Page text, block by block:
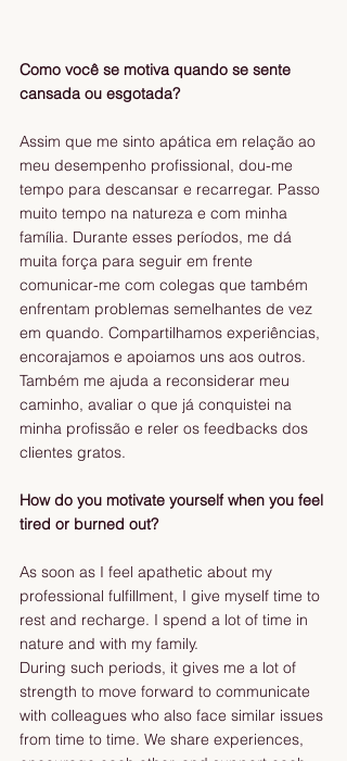
Como você se motiva quando se sente
cansada ou esgotada?
Assim que me sinto apática em relação ao
meu desempenho profissional, dou-me
tempo para descansar e recarregar. Passo
muito tempo na natureza e com minha
família. Durante esses períodos, me dá
muita força para seguir em frente
comunicar-me com colegas que também
enfrentam problemas semelhantes de vez
em quando. Compartilhamos experiências,
encorajamos e apoiamos uns aos outros.
Também me ajuda a reconsiderar meu
caminho, avaliar o que já conquistei na
minha profissão e reler os feedbacks dos
clientes gratos.
How do you motivate yourself when you feel
tired or burned out?
As soon as I feel apathetic about my
professional fulfillment, I give myself time to
rest and recharge. I spend a lot of time in
nature and with my family.
During such periods, it gives me a lot of
strength to move forward to communicate
with colleagues who also face similar issues
from time to time. We share experiences,